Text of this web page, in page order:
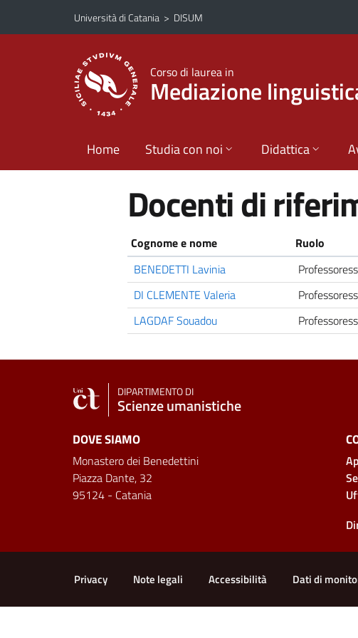
Vai al contenuto principale
Vai al menu di navigazione
Università di Catania > DISUM
Corso di laurea in
Mediazione
Home Studia con noi Didattica
Docenti di
Cognome e nome Ruolo
BENEDETTI Lavinia
DI CLEMENTE Valeria
LAGDAF Souadou
DIPARTIMENTO DI
Scienze umanistiche
DOVE SIAMO
Monastero dei Benedettini
Piazza Dante, 32
95124 - Catania
Privacy Note legali Accessibilità Dati di